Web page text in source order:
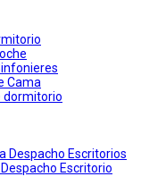
Cama
dormitorio
Despacho Escritorios
Escritorio